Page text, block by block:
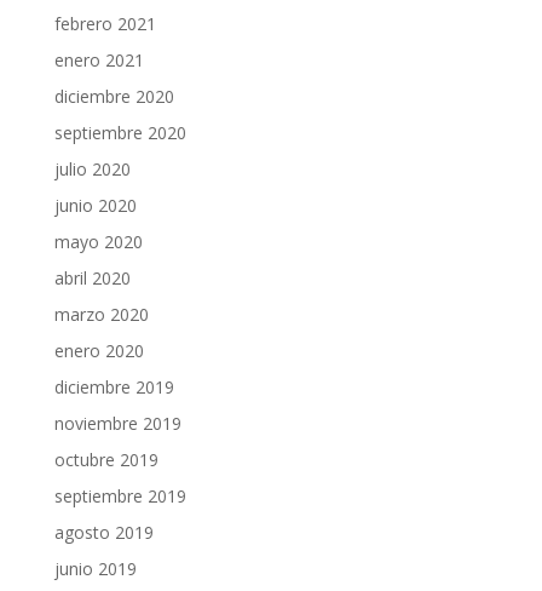
febrero 2021
enero 2021
diciembre 2020
septiembre 2020
julio 2020
junio 2020
mayo 2020
abril 2020
marzo 2020
enero 2020
diciembre 2019
noviembre 2019
octubre 2019
septiembre 2019
agosto 2019
junio 2019